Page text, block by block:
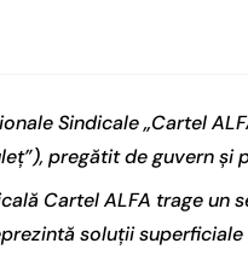
Sindicale „Cartel
pregătit de guvern și
Cartel ALFA trage
soluții